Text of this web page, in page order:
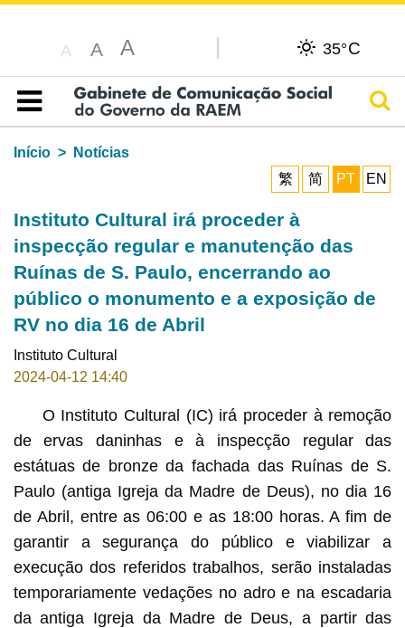
A A A 35°C
Índice
Início
Notícias
繁
简 PT EN
Instituto Cultural irá proceder à
inspecção regular e manutenção das
Ruínas de S. Paulo, encerrando ao
público o monumento e a exposição de
RV no dia 16 de Abril
Instituto Cultural
2024-04-12 14:40
O Instituto Cultural (IC) irá proceder à remoção
de ervas daninhas e à inspecção regular das
estátuas de bronze da fachada das Ruínas de S.
Paulo (antiga Igreja da Madre de Deus), no dia 16
de Abril, entre as 06:00 e as 18:00 horas. A fim de
garantir a segurança do público e viabilizar a
execução dos referidos trabalhos, serão instaladas
temporariamente vedações no adro e na escadaria
da antiga Igreja da Madre de Deus, a partir das